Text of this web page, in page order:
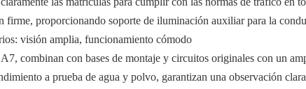
firme, proporcionando soporte de iluminación auxiliar para la
visión amplia, funcionamiento cómodo
combinan con bases de montaje y circuitos originales con un
a prueba de agua y polvo, garantizan una observación